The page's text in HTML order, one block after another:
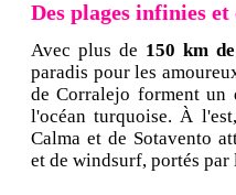
Des plages infinies et
Avec plus de 150 km
paradis pour les
de Corralejo forment un
l'océan turquoise. À
Calma et de Sotavento
et de windsurf, portés par